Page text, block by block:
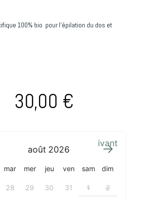
100% bio pour l’épilation du dos et
30,00 €
Suivant
août 2026
mar mer jeu ven sam dim
28 29 30 31 1 2